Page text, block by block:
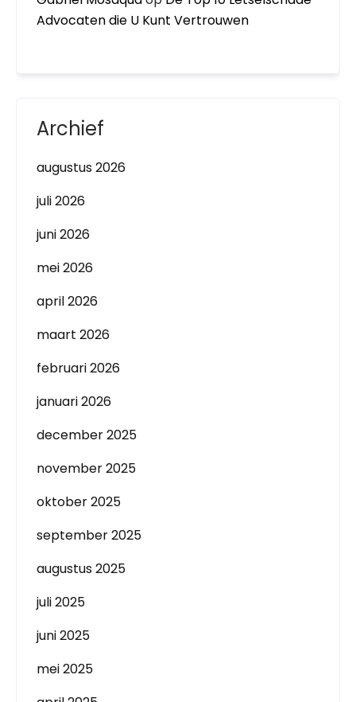
Advocaten die U Kunt Vertrouwen
Archief
augustus 2026
juli 2026
juni 2026
mei 2026
april 2026
maart 2026
februari 2026
januari 2026
december 2025
november 2025
oktober 2025
september 2025
augustus 2025
juli 2025
juni 2025
mei 2025